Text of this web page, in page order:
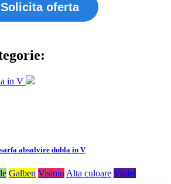
Solicita oferta
absolvire dubla in V
Galben Visiniu Alta culoare Violet